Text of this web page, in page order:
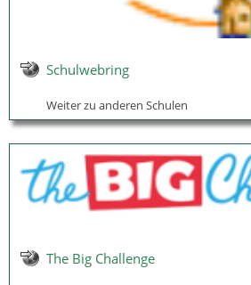
Schulwebring
Weiter zu anderen Schulen
The Big Challenge